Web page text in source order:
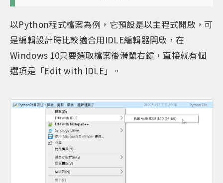
以Python程式檔案為例，它預設是以主程式開啟，可
是編輯設計時比較適合用IDLE編輯器開啟，在
Windows 10只要選取檔案後滑鼠右鍵，直接就有個
選項是「Edit with IDLE」。